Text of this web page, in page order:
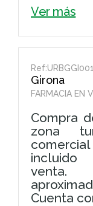
Ver más
Ref:URBGGI001
Girona
FARMACIA EN
Compra
zona
Cuenta